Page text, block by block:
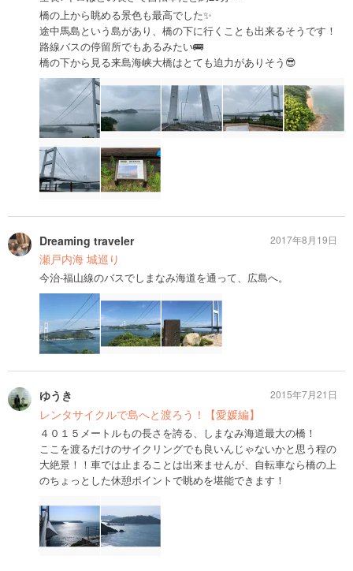
橋の上から眺める景色も最高でした✨
途中馬島という島があり、橋の下に行くことも出来るそうです！
路線バスの停留所でもあるみたい🚌
橋の下から見る来島海峡大橋はとても迫力がありそう😎
Dreaming traveler
瀬戸内海 城巡り
今治-福山線のバスでしまなみ海道を通って、広島へ。
2017年8月19日
ゆうき
レンタサイクルで島へと渡ろう！【愛媛編】
４０１５メートルもの長さを誇る、しまなみ海道最大の橋！
ここを渡るだけのサイクリングでも良いんじゃないかと思う程の
大絶景！！車では止まることは出来ませんが、自転車なら橋の上
のちょっとした休憩ポイントで眺めを堪能できます！
2015年7月21日